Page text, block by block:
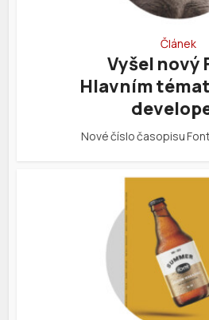
Článek
Vyšel nový
Hlavním
Nové číslo časopisu